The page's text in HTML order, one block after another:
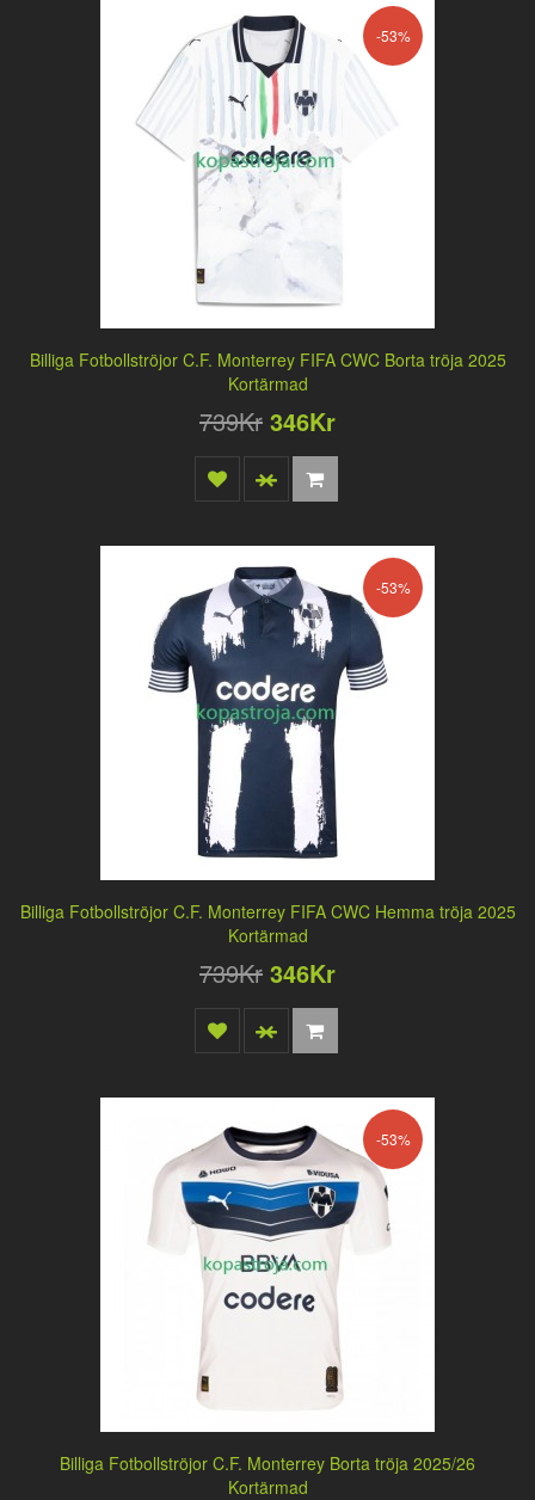
-53%
Billiga Fotbollströjor C.F. Monterrey FIFA CWC Borta tröja 2025
Kortärmad
739Kr 346Kr
-53%
Billiga Fotbollströjor C.F. Monterrey FIFA CWC Hemma tröja 2025
Kortärmad
739Kr 346Kr
-53%
Billiga Fotbollströjor C.F. Monterrey Borta tröja 2025/26
Kortärmad